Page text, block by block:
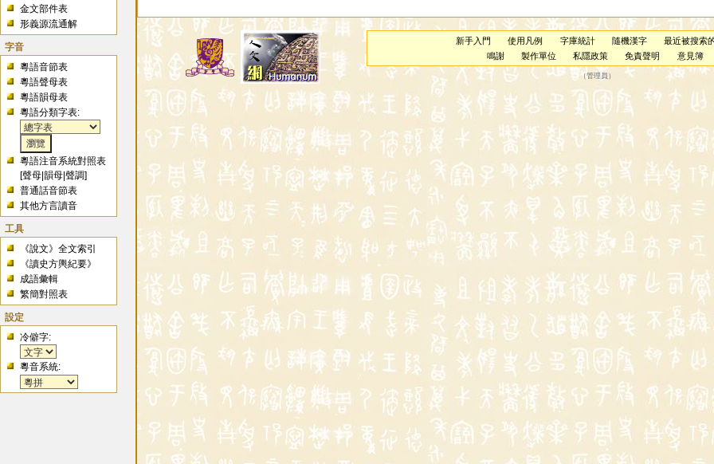
金文部件表
形義源流通解
字音
粵語音節表
粵語聲母表
粵語韻母表
粵語分類字表:
粵語注音系統對照表
[聲母 |韻母 |聲調]
普通話音節表
其他方言讀音
工具
《說文》全文索引
《讀史方輿紀要》
成語彙輯
繁簡對照表
設定
冷僻字:
粵音系統:
新手入門 使用凡例 字庫統計 隨機漢字
最近被搜索
鳴謝
製作單位 私隱政策 免責聲明 意見簿
（管理員 ）